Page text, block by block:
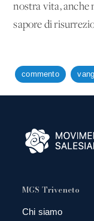
nostra vita, anche
sapore di
commento
MGS Triveneto
Chi siamo